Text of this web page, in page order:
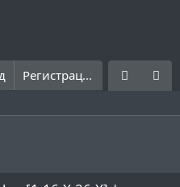
Что нового? Правила
Регистрация